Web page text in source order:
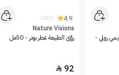
ناين سيبت مسك رول يمي رولي -
4.9
(322)
Nature Visions
رؤى الطبيعة عطر بودر - 50مل
92
